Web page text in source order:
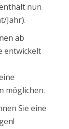
nun
Jahr).
ab
entwickelt
möglichen.
Sie eine